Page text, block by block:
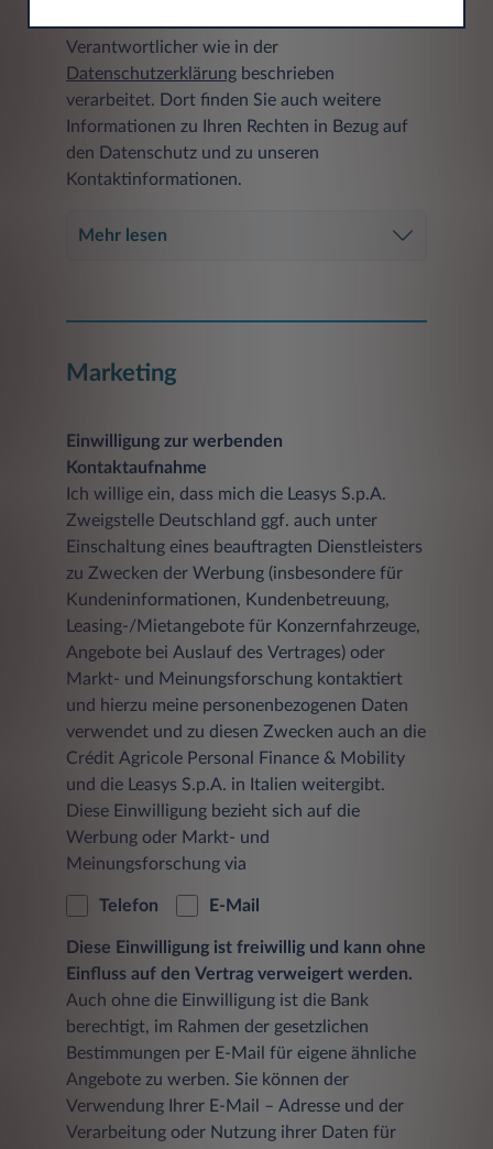
Verantwortlicher wie in der
Datenschutzerklärung beschrieben
verarbeitet. Dort finden Sie auch weitere
Informationen zu Ihren Rechten in Bezug auf
den Datenschutz und zu unseren
Kontaktinformationen.
Mehr lesen
Marketing
Einwilligung zur werbenden
Kontaktaufnahme
Ich willige ein, dass mich die Leasys S.p.A.
Zweigstelle Deutschland ggf. auch unter
Einschaltung eines beauftragten Dienstleisters
zu Zwecken der Werbung (insbesondere für
Kundeninformationen, Kundenbetreuung,
Leasing-/Mietangebote für Konzernfahrzeuge,
Angebote bei Auslauf des Vertrages) oder
Markt- und Meinungsforschung kontaktiert
und hierzu meine personenbezogenen Daten
verwendet und zu diesen Zwecken auch an die
Crédit Agricole Personal Finance & Mobility
und die Leasys S.p.A. in Italien weitergibt.
Diese Einwilligung bezieht sich auf die
Werbung oder Markt- und
Meinungsforschung via
Telefon E-Mail
Diese Einwilligung ist freiwillig und kann ohne
Einfluss auf den Vertrag verweigert werden.
Auch ohne die Einwilligung ist die Bank
berechtigt, im Rahmen der gesetzlichen
Bestimmungen per E-Mail für eigene ähnliche
Angebote zu werben. Sie können der
Verwendung Ihrer E-Mail – Adresse und der
Verarbeitung oder Nutzung ihrer Daten für